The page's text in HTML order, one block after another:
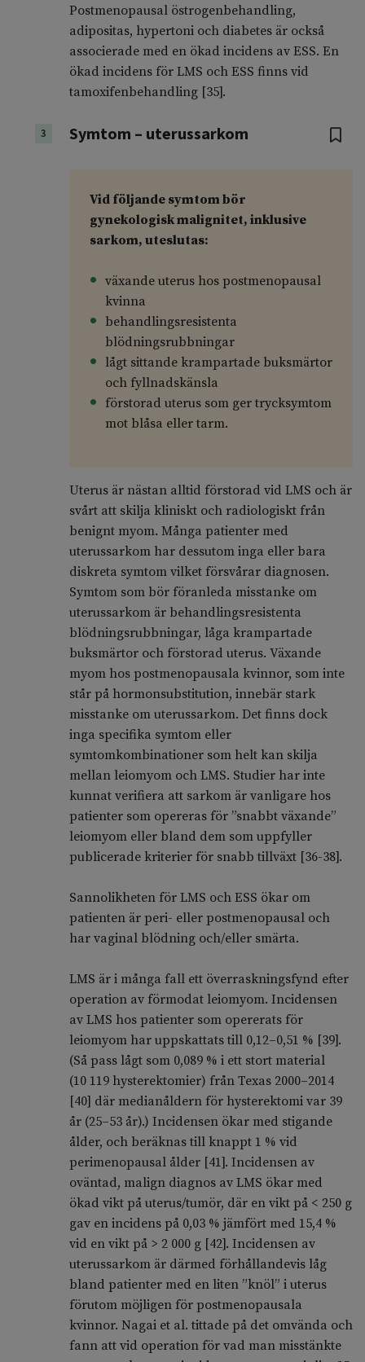
Postmenopausal östrogenbehandling,
adipositas, hypertoni och diabetes är också
associerade med en ökad incidens av ESS. En
ökad incidens för LMS och ESS finns vid
tamoxifenbehandling [35].
3 Symtom – uterussarkom
Vid följande symtom bör
gynekologisk malignitet, inklusive
sarkom, uteslutas:
växande uterus hos postmenopausal
kvinna
behandlingsresistenta
blödningsrubbningar
lågt sittande krampartade buksmärtor
och fyllnadskänsla
förstorad uterus som ger trycksymtom
mot blåsa eller tarm.
Uterus är nästan alltid förstorad vid LMS och är
svårt att skilja kliniskt och radiologiskt från
benignt myom. Många patienter med
uterussarkom har dessutom inga eller bara
diskreta symtom vilket försvårar diagnosen.
Symtom som bör föranleda misstanke om
uterussarkom är behandlingsresistenta
blödningsrubbningar, låga krampartade
buksmärtor och förstorad uterus. Växande
myom hos postmenopausala kvinnor, som inte
står på hormonsubstitution, innebär stark
misstanke om uterussarkom. Det finns dock
inga specifika symtom eller
symtomkombinationer som helt kan skilja
mellan leiomyom och LMS. Studier har inte
kunnat verifiera att sarkom är vanligare hos
patienter som opereras för ”snabbt växande”
leiomyom eller bland dem som uppfyller
publicerade kriterier för snabb tillväxt [36-38].
Sannolikheten för LMS och ESS ökar om
patienten är peri- eller postmenopausal och
har vaginal blödning och/eller smärta.
LMS är i många fall ett överraskningsfynd efter
operation av förmodat leiomyom. Incidensen
av LMS hos patienter som opererats för
leiomyom har uppskattats till 0,12–0,51 % [39].
(Så pass lågt som 0,089 % i ett stort material
(10 119 hysterektomier) från Texas 2000–2014
[40] där medianåldern för hysterektomi var 39
år (25–53 år).) Incidensen ökar med stigande
ålder, och beräknas till knappt 1 % vid
perimenopausal ålder [41]. Incidensen av
oväntad, malign diagnos av LMS ökar med
ökad vikt på uterus/tumör, där en vikt på < 250 g
gav en incidens på 0,03 % jämfört med 15,4 %
vid en vikt på > 2 000 g [42]. Incidensen av
uterussarkom är därmed förhållandevis låg
bland patienter med en liten ”knöl” i uterus
förutom möjligen för postmenopausala
kvinnor. Nagai et al. tittade på det omvända och
fann att vid operation för vad man misstänkte